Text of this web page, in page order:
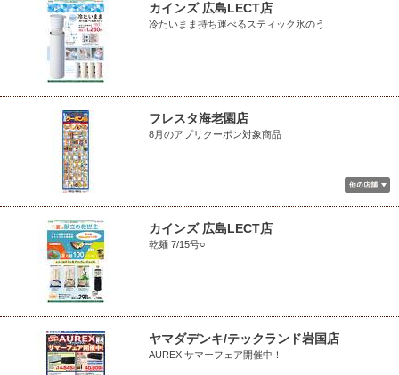
カインズ 広島LECT店
冷たいまま持ち運べるスティック氷のう
フレスタ海老園店
8月のアプリクーポン対象商品
カインズ 広島LECT店
乾麺 7/15号○
ヤマダデンキ/テックランド岩国店
AUREX サマーフェア開催中！